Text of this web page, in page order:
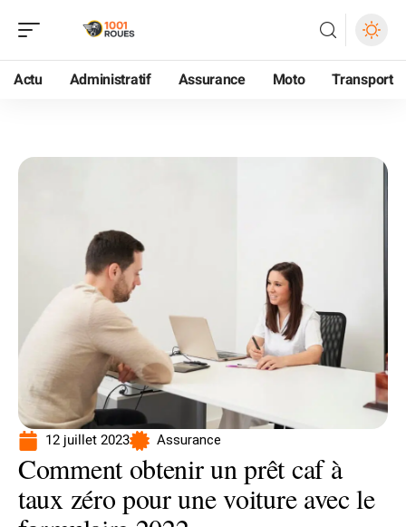
Actu Administratif Assurance Moto Transport
12 juillet 2023 Assurance
Comment obtenir un prêt caf à
taux zéro pour une voiture avec le